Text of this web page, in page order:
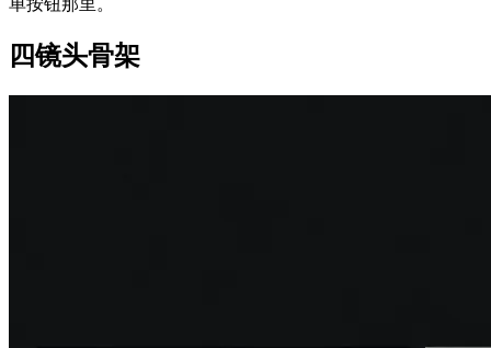
单按钮那里。
四镜头骨架